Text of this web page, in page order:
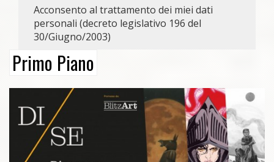
Acconsento al trattamento dei miei dati
personali (decreto legislativo 196 del
30/Giugno/2003)
Primo Piano